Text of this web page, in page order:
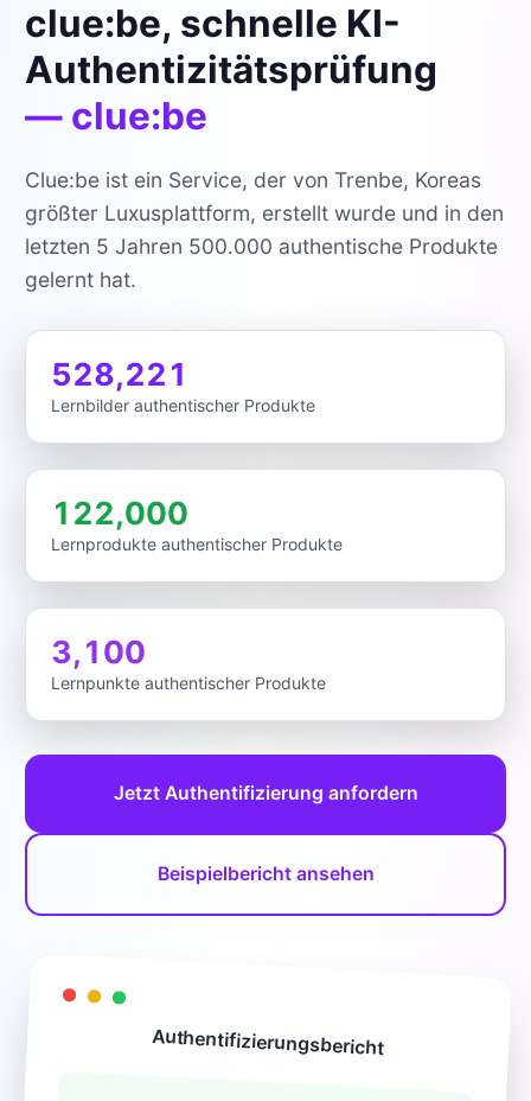
clue:be, schnelle KI-
Authentizitätsprüfung
— clue:be
Clue:be ist ein Service, der von Trenbe, Koreas
größter Luxusplattform, erstellt wurde und in den
letzten 5 Jahren 500.000 authentische Produkte
gelernt hat.
528,221
Lernbilder authentischer Produkte
122,000
Lernprodukte authentischer Produkte
3,100
Lernpunkte authentischer Produkte
Jetzt Authentifizierung anfordern
Beispielbericht ansehen
Authentifizierungsbericht